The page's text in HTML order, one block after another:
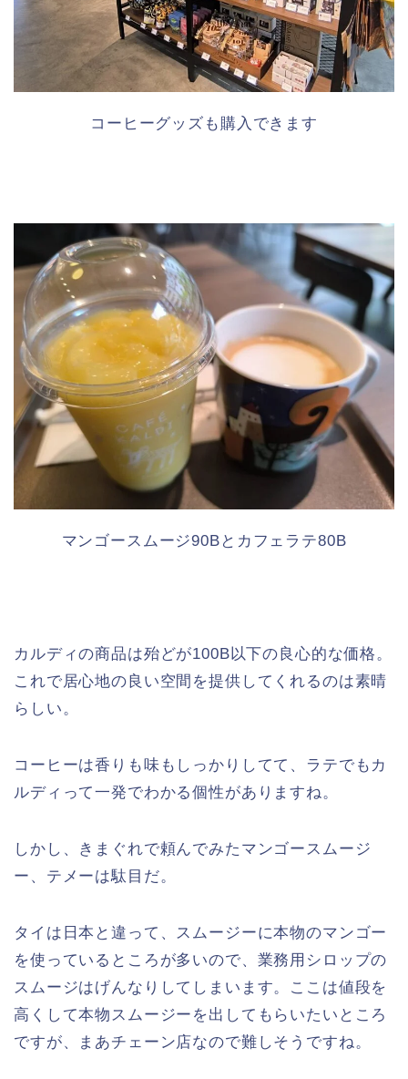
コーヒーグッズも購入できます
マンゴースムージ90Bとカフェラテ80B
カルディの商品は殆どが100B以下の良心的な価格。
これで居心地の良い空間を提供してくれるのは素晴
らしい。
コーヒーは香りも味もしっかりしてて、ラテでもカ
ルディって一発でわかる個性がありますね。
しかし、きまぐれで頼んでみたマンゴースムージ
ー、テメーは駄目だ。
タイは日本と違って、スムージーに本物のマンゴー
を使っているところが多いので、業務用シロップの
スムージはげんなりしてしまいます。ここは値段を
高くして本物スムージーを出してもらいたいところ
ですが、まあチェーン店なので難しそうですね。